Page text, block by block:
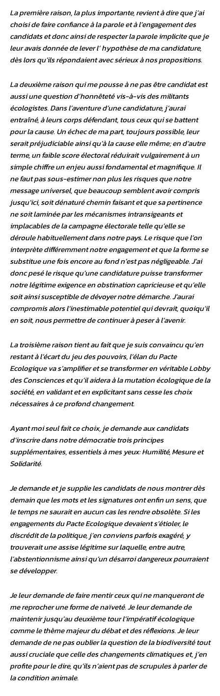
La première raison, la plus importante, revient à dire que j’ai
choisi de faire confiance à la parole et à l’engagement des
candidats et donc ainsi de respecter la parole implicite que je
leur avais donnée de lever l’ hypothèse de ma candidature,
dès lors qu’ils répondaient avec sérieux à nos propositions.
La deuxième raison qui me pousse à ne pas être candidat est
aussi une question d’honnêteté vis-à-vis des militants
écologistes. Dans l’aventure d’une candidature, j’aurai
entraîné, à leurs corps défendant, tous ceux qui se battent
pour la cause. Un échec de ma part, toujours possible, leur
serait préjudiciable ainsi qu’à la cause elle même; en d’autre
terme, un faible score électoral réduirait vulgairement à un
simple chiffre un enjeu aussi fondamental et magnifique. Il
ne faut pas sous-estimer non plus les risques que notre
message universel, que beaucoup semblent avoir compris
jusqu’ici, soit dénaturé chemin faisant et que sa pertinence
ne soit laminée par les mécanismes intransigeants et
implacables de la campagne électorale telle qu’elle se
déroule habituellement dans notre pays. Le risque que l’on
interprète différemment notre engagement et que la forme se
substitue une fois encore au fond n’est pas négligeable. J’ai
donc pesé le risque qu’une candidature puisse transformer
notre légitime exigence en obstination capricieuse et qu’elle
soit ainsi susceptible de dévoyer notre démarche. J’aurai
compromis alors l’inestimable potentiel qui devrait, quoiqu’il
en soit, nous permettre de continuer à peser à l’avenir.
La troisième raison tient au fait que je suis convaincu qu’en
restant à l’écart du jeu des pouvoirs, l’élan du Pacte
Ecologique va s’amplifier et se transformer en véritable Lobby
des Consciences et qu’il aidera à la mutation écologique de la
société, en validant et en explicitant sans cesse les choix
nécessaires à ce profond changement.
Ayant moi seul fait ce choix, je demande aux candidats
d’inscrire dans notre démocratie trois principes
supplémentaires, essentiels à mes yeux: Humilité, Mesure et
Solidarité.
Je demande et je supplie les candidats de nous montrer dès
demain que les mots et les signatures ont enfin un sens, que
le temps ne saurait en aucun cas les rendre obsolète. Si les
engagements du Pacte Ecologique devaient s’étioler, le
discrédit de la politique, j’en conviens parfois exagéré, y
trouverait une assise légitime sur laquelle, entre autre,
l’abstentionnisme ainsi qu’un désarroi dangereux pourraient
se développer.
Je leur demande de faire mentir ceux qui ne manqueront de
me reprocher une forme de naïveté. Je leur demande de
maintenir jusqu’au deuxième tour l’impératif écologique
comme le thème majeur du débat et des réflexions. Je leur
demande de ne pas oublier la question de la biodiversité tout
aussi cruciale que celle des changements climatiques et, j’en
profite pour le dire, qu’ils n’aient pas de scrupules à parler de
la condition animale.